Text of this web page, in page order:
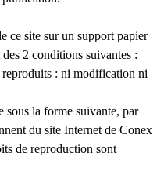
ce site sur un support papier
2 conditions suivantes :
reproduits : ni modification ni
sous la forme suivante, par
du site Internet de Conex
de reproduction sont